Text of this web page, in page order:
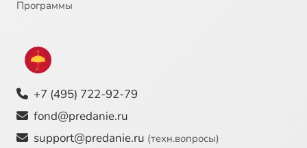
Программы
+7 (495) 722-92-79
fond@predanie.ru
support@predanie.ru (техн.вопросы)